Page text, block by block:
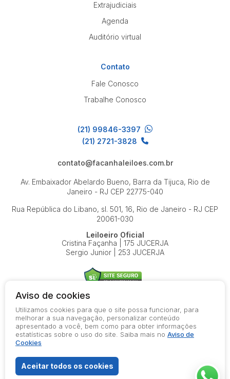
Extrajudiciais
Agenda
Auditório virtual
Contato
Fale Conosco
Trabalhe Conosco
(21) 99846-3397
(21) 2721-3828
contato@facanhaleiloes.com.br
Av. Embaixador Abelardo Bueno, Barra da Tijuca, Rio de
Janeiro - RJ CEP 22775-040
Rua República do Libano, sl. 501, 16, Rio de Janeiro - RJ CEP
20061-030
Leiloeiro Oficial
Cristina Façanha | 175 JUCERJA
Sergio Junior | 253 JUCERJA
© 2026-present - Todos os direitos reservados
Política de Privacidade
Termos de Uso
Aviso de cookies
Utilizamos cookies para que o site possa funcionar, para
melhorar a sua navegação, personalizar conteúdo
apresentado a você, bem como para obter informações
estatísticas sobre o uso do site. Saiba mais no Aviso de
Cookies
Aceitar todos os cookies